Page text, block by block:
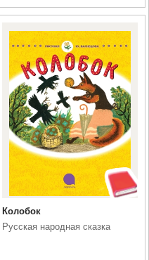
Колобок
Русская народная сказка